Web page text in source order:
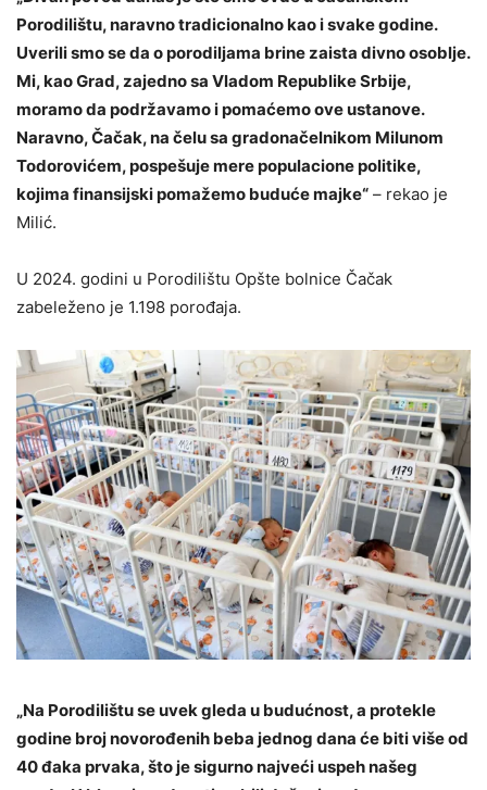
Porodilištu, naravno tradicionalno kao i svake godine.
Uverili smo se da o porodiljama brine zaista divno osoblje.
Mi, kao Grad, zajedno sa Vladom Republike Srbije,
moramo da podržavamo i pomaćemo ove ustanove.
Naravno, Čačak, na čelu sa gradonačelnikom Milunom
Todorovićem, pospešuje mere populacione politike,
kojima finansijski pomažemo buduće majke“ – rekao je
Milić.
U 2024. godini u Porodilištu Opšte bolnice Čačak
zabeleženo je 1.198 porođaja.
„Na Porodilištu se uvek gleda u budućnost, a protekle
godine broj novorođenih beba jednog dana će biti više od
40 đaka prvaka, što je sigurno najveći uspeh našeg